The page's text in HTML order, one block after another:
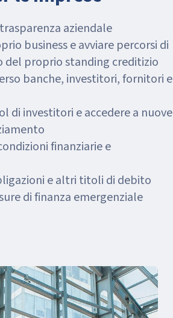
aziendale
business e avviare percorsi di
del proprio standing creditizio
banche, investitori, fornitori e
di investitori e accedere a nuove
finanziarie e
e altri titoli di debito
di finanza emergenziale